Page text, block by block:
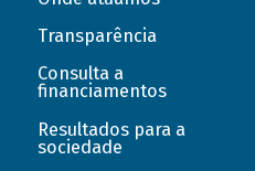
Transparência
Consulta a
financiamentos
Resultados para a
sociedade